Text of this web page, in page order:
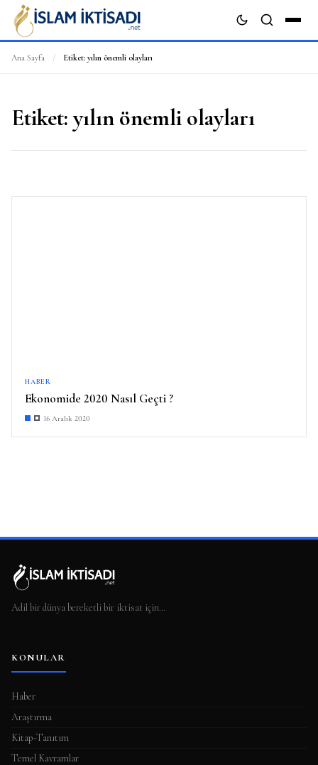
Ana Sayfa / Etiket: yılın önemli olayları
Etiket:yılın önemli olayları
HABER
Ekonomide 2020 Nasıl Geçti ?
16 Aralık 2020
Adil bir dünya bereketli bir iktisat için…
KONULAR
Haber
Araştırma
Kitap-Tanıtım
Temel Kavramlar